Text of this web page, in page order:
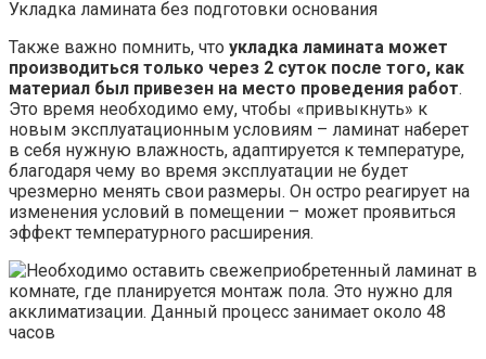
Укладка ламината без подготовки основания
Также важно помнить, что укладка ламината может
производиться только через 2 суток после того, как
материал был привезен на место проведения работ.
Это время необходимо ему, чтобы «привыкнуть» к
новым эксплуатационным условиям – ламинат наберет
в себя нужную влажность, адаптируется к температуре,
благодаря чему во время эксплуатации не будет
чрезмерно менять свои размеры. Он остро реагирует на
изменения условий в помещении – может проявиться
эффект температурного расширения.